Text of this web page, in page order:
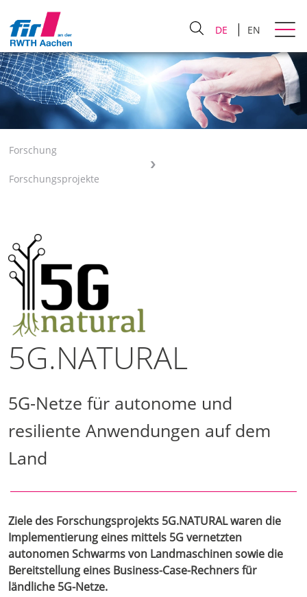
DE EN
Forschung
Forschungsprojekte
5G.NATURAL
5G-Netze für autonome und
resiliente Anwendungen auf dem
Land
Ziele des Forschungsprojekts 5G.NATURAL waren die
Implementierung eines mittels 5G vernetzten
autonomen Schwarms von Landmaschinen sowie die
Bereitstellung eines Business-Case-Rechners für
ländliche 5G-Netze.